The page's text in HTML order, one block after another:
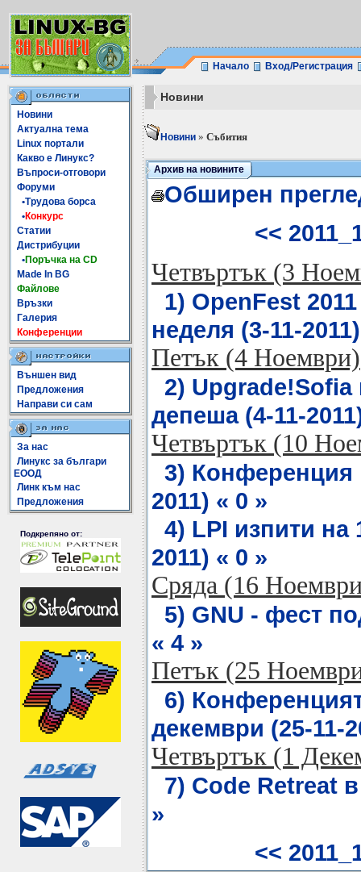
Начало Вход/Регистрация
Новини
Актуална тема
Linux портали
Какво е Линукс?
Въпроси-отговори
Форуми
•Трудова борса
•Конкурс
Статии
Дистрибуции
•Поръчка на CD
Made In BG
Файлове
Връзки
Галерия
Конференции
Външен вид
Предложения
Направи си сам
За нас
Линукс за българи
ЕООД
Линк към нас
Предложения
Подкрепяно от:
Новини
Новини » Събития
Архив на новините
Обширен
<<
Четвъртък (3
1) OpenFest
неделя (3-11-
Петък (4 Ноември)
2) Upgrade!Sofia
депеша (4-11-
Четвъртък (10
3) Конференция
2011) « 0 »
4) LPI изпити на
2011) « 0 »
Сряда (16
5) GNU - фест
« 4 »
Петък (25
6)
декември (25-11-
Четвъртък (1
7) Code Retreat
»
<<